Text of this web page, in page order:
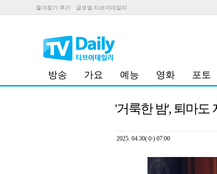
즐겨찾기 추가 글로벌 티브이데일리
방송 가요 예능 영화 포토
'거룩한 밤', 퇴마도
2025. 04.30(수) 07:00